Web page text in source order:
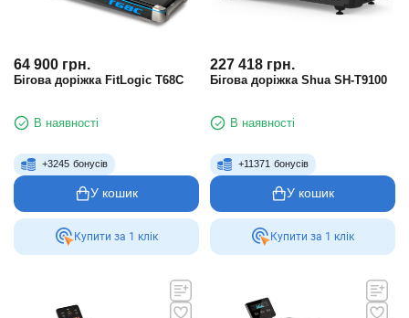
64 900 грн.
Бігова доріжка FitLogic T68C
В наявності
+3245 бонусів
У кошик
Купити за 1 клiк
227 418 грн.
Бігова доріжка Shua SH-T9100
В наявності
+11371 бонусів
У кошик
Купити за 1 клiк